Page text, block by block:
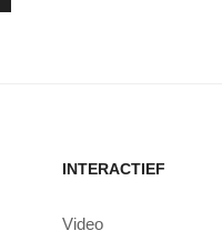
INTERACTIEF
Video